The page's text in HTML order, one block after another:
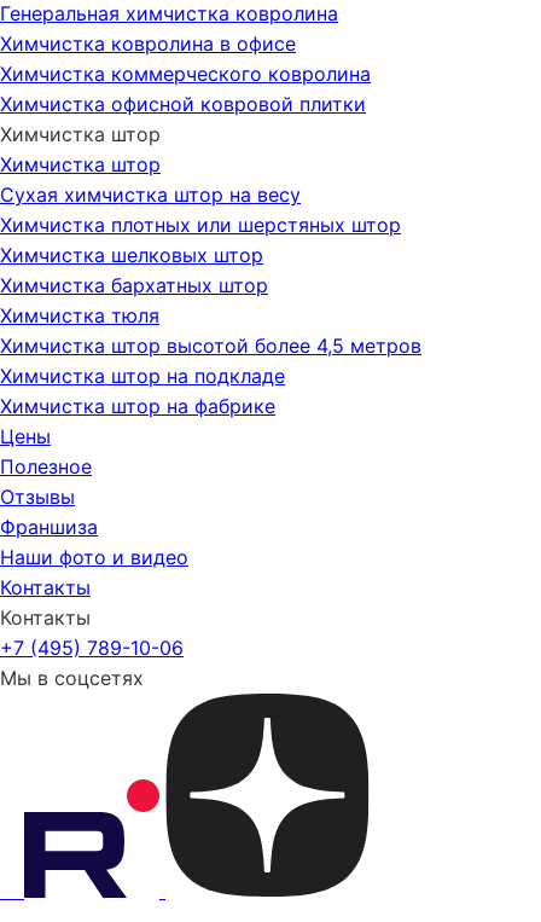
Генеральная химчистка ковролина
Химчистка ковролина в офисе
Химчистка коммерческого ковролина
Химчистка офисной ковровой плитки
Химчистка штор
Химчистка штор
Сухая химчистка штор на весу
Химчистка плотных или шерстяных штор
Химчистка шелковых штор
Химчистка бархатных штор
Химчистка тюля
Химчистка штор высотой более 4,5 метров
Химчистка штор на подкладе
Химчистка штор на фабрике
Цены
Полезное
Отзывы
Франшиза
Наши фото и видео
Контакты
Контакты
+7 (495) 789-10-06
Мы в соцсетях